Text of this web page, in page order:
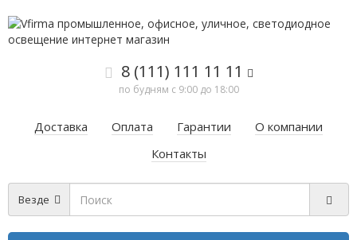
8 (111) 111 11 11
по будням с 9:00 до 18:00
Доставка Оплата Гарантии
О компании
Контакты
Везде